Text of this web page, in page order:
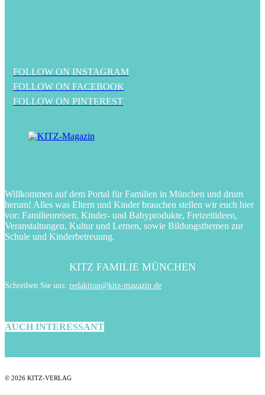
FOLLOW ON INSTAGRAM
FOLLOW ON FACEBOOK
FOLLOW ON PINTEREST
Willkommen auf dem Portal für Familien in München und drum
herum! Alles was Eltern und Kinder brauchen stellen wir euch hier
vor: Familienreisen, Kinder- und Babyprodukte, Freizeitideen,
Veranstaltungen, Kultur und Lernen, sowie Bildungsthemen zur
Schule und Kinderbetreuung.
KITZ FAMILIE MÜNCHEN
Schreiben Sie uns: redaktion@kitz-magazin.de
AUCH INTERESSANT
© 2026 KITZ-VERLAG